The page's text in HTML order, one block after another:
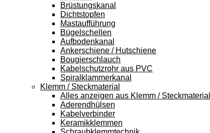
Brüstungskanal
Dichtstopfen
Mastaufführung
Bügelschellen
Aufbodenkanal
Ankerschiene / Hutschiene
Bougierschlauch
Kabelschutzrohr aus PVC
Spiralklammerkanal
Klemm / Steckmaterial
Alles anzeigen aus Klemm / Steckmaterial
Aderendhülsen
Kabelverbinder
Keramikklemmen